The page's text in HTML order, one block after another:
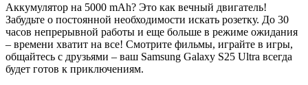
Аккумулятор на 5000 mAh? Это как вечный двигатель!
Забудьте о постоянной необходимости искать розетку. До 30
часов непрерывной работы и еще больше в режиме ожидания
– времени хватит на все! Смотрите фильмы, играйте в игры,
общайтесь с друзьями – ваш Samsung Galaxy S25 Ultra всегда
будет готов к приключениям.